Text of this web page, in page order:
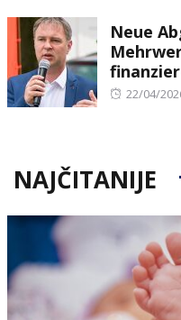
Neue
Posted
22/04/
NAJČITANIJE